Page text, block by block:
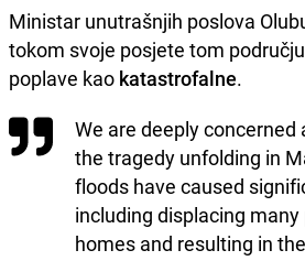
Ministar unutrašnjih poslova
tokom svoje posjete tom
poplave kao katastrofalne.
We are deeply
the tragedy unfolding in
floods have caused
including displacing
homes and resulting in